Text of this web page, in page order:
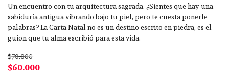
Un encuentro con tu arquitectura sagrada. ¿Sientes que hay una
sabiduría antigua vibrando bajo tu piel, pero te cuesta ponerle
palabras? La Carta Natal no es un destino escrito en piedra, es el
guion que tu alma escribió para esta vida.
$70.000
$60.000